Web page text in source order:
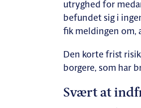
utryghed for
befundet sig i
fik meldingen om,
Den korte frist
borgere, som har
Svært at